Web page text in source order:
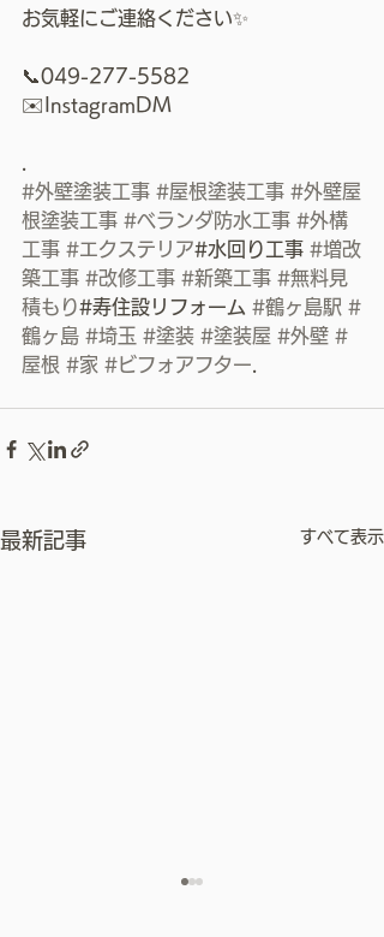
お気軽にご連絡ください✨
📞049-277-5582
✉️InstagramDM
#外壁塗装工事 #屋根塗装工事 #外壁屋
根塗装工事 #ベランダ防水工事 #外構
工事 #エクステリア#水回り工事 #増改
築工事 #改修工事 #新築工事 #無料見
積もり#寿住設リフォーム #鶴ヶ島駅 #
鶴ヶ島 #埼玉 #塗装 #塗装屋 #外壁 #
屋根 #家 #ビフォアフター
最新記事 すべて表示